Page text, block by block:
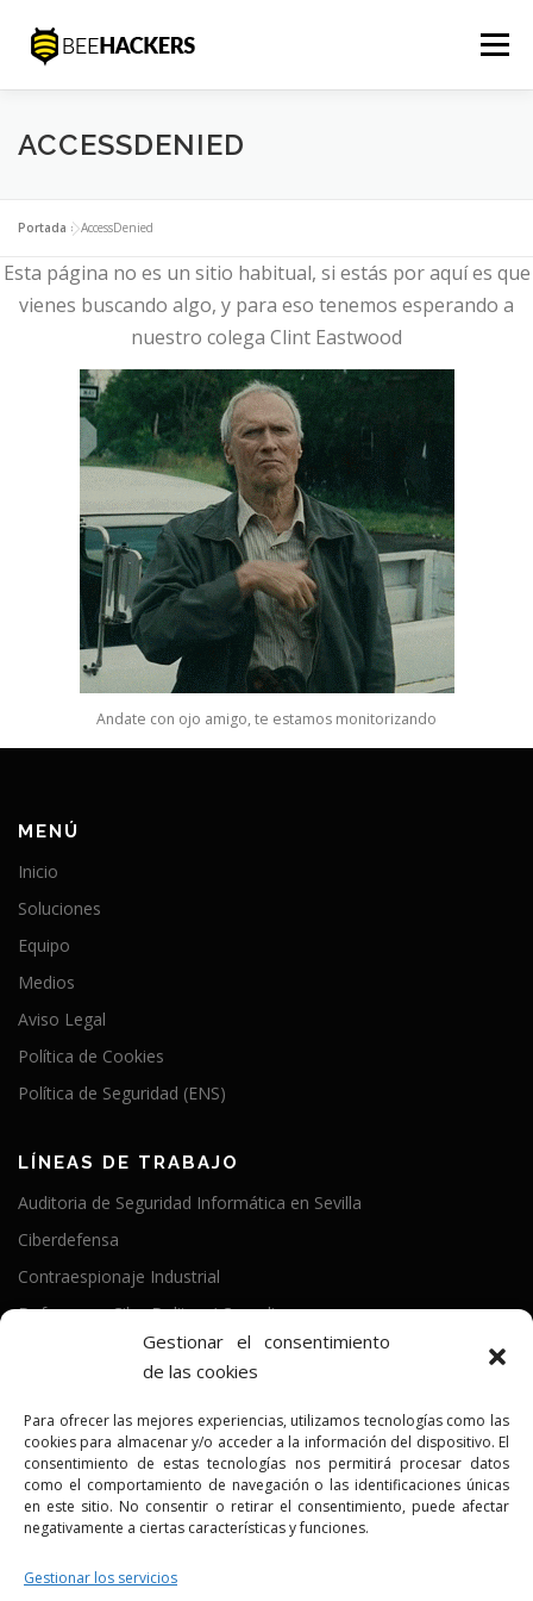
Gestionar el consentimiento
de las cookies
Para ofrecer las mejores experiencias, utilizamos tecnologías como las
cookies para almacenar y/o acceder a la información del dispositivo. El
consentimiento de estas tecnologías nos permitirá procesar datos
como el comportamiento de navegación o las identificaciones únicas
en este sitio. No consentir o retirar el consentimiento, puede afectar
negativamente a ciertas características y funciones.
Gestionar los servicios
contenido
Menú
INICIO SOLUCIONES
BLOG CONTACTO
ACCESSDENIED
Portada »AccessDenied
Esta página no es un sitio habitual, si estás por aquí es que
vienes buscando algo, y para eso tenemos esperando a
nuestro colega Clint Eastwood
Andate con ojo amigo, te estamos monitorizando
MENÚ
Inicio
Soluciones
Equipo
Medios
Aviso Legal
Política de Cookies
Política de Seguridad (ENS)
LÍNEAS DE TRABAJO
Auditoria de Seguridad Informática en Sevilla
Ciberdefensa
Contraespionaje Industrial
Defensa en CiberDelitos / Compliance
Política de Seguridad
SOC (Security Operations Center)
NO RECOPILAMOS TUS DATOS
INFO:639 31 08 00// INCIDENTES:660 88 63 02